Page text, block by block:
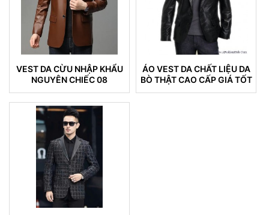
VEST DA CỪU NHẬP KHẨU
NGUYÊN CHIẾC 08
ÁO VEST DA CHẤT LIỆU DA
BÒ THẬT CAO CẤP GIÁ TỐT
(VEST 02)